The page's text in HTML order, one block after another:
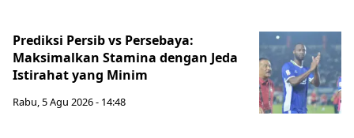
Prediksi Persib vs Persebaya:
Maksimalkan Stamina dengan Jeda
Istirahat yang Minim
Rabu, 5 Agu 2026 - 14:48